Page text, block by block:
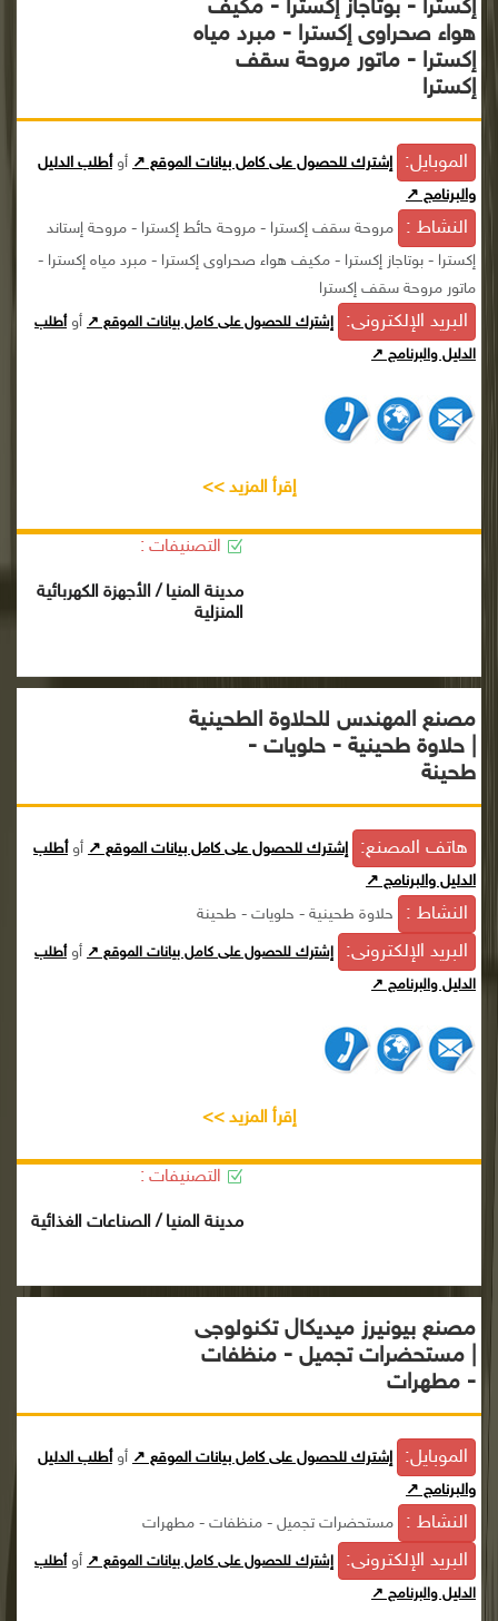
إكسترا - بوتاجاز إكسترا - مكيف
هواء صحراوى إكسترا - مبرد مياه
إكسترا - ماتور مروحة سقف
إكسترا
الموبايل: إشترك للحصول على كامل بيانات الموقع ↗ أوأطلب الدليل
والبرنامج ↗
النشاط :
مروحة سقف إكسترا - مروحة حائط إكسترا - مروحة إستاند
إكسترا - بوتاجاز إكسترا - مكيف هواء صحراوى إكسترا - مبرد مياه إكسترا -
ماتور مروحة سقف إكسترا
البريد الإلكترونى: إشترك للحصول على كامل بيانات الموقع ↗ أوأطلب
الدليل والبرنامج ↗
إقرأ المزيد >>
التصنيفات :
مدينة المنيا / الأجهزة الكهربائية
المنزلية
مصنع المهندس للحلاوة الطحينية
| حلاوة طحينية - حلويات -
طحينة
هاتف المصنع: إشترك للحصول على كامل بيانات الموقع ↗ أوأطلب
الدليل والبرنامج ↗
النشاط : حلاوة طحينية - حلويات - طحينة
البريد الإلكترونى: إشترك للحصول على كامل بيانات الموقع ↗ أوأطلب
الدليل والبرنامج ↗
إقرأ المزيد >>
التصنيفات :
مدينة المنيا / الصناعات الغذائية
مصنع بيونيرز ميديكال تكنولوجى
| مستحضرات تجميل - منظفات
- مطهرات
الموبايل: إشترك للحصول على كامل بيانات الموقع ↗ أوأطلب الدليل
والبرنامج ↗
النشاط : مستحضرات تجميل - منظفات - مطهرات
البريد الإلكترونى: إشترك للحصول على كامل بيانات الموقع ↗ أوأطلب
الدليل والبرنامج ↗